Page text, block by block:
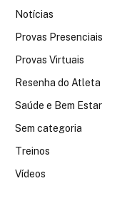
Notícias
Provas Presenciais
Provas Virtuais
Resenha do Atleta
Saúde e Bem Estar
Sem categoria
Treinos
Vídeos